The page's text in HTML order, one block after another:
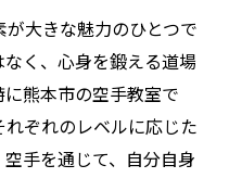
大きな魅力のひとつで
く、心身を鍛える道場
熊本市の空手教室で
ぞれのレベルに応じた
手を通じて、自分自身